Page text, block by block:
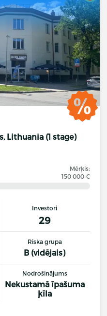
Lithuania (1 stage)
Mērķis:
150 000 €
Investori
29
Riska grupa
B (vidējais)
Nodrošinājums
Nekustamā īpašuma
ķīla